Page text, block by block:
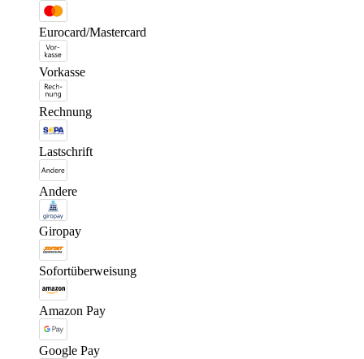
Eurocard/Mastercard
Vorkasse
Rechnung
Lastschrift
Andere
Giropay
Sofortüberweisung
Amazon Pay
Google Pay